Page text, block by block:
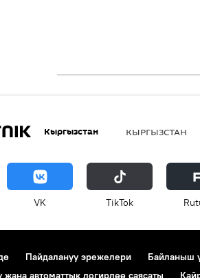
Кыргызстан КЫРГЫЗСТАН
VK ТikТоk
Пайдалануу эрежелери Байланыш
автоматтык логирлөө саясаты